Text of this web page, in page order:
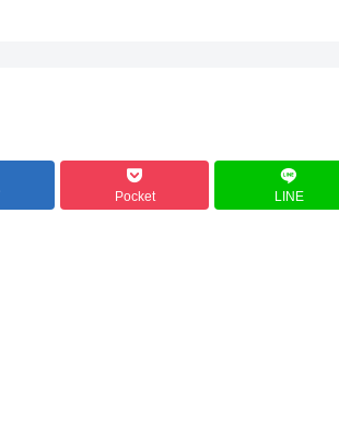
Pocket LINE